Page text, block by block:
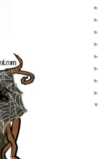
►
►
►
►
►
►
►
►
▼